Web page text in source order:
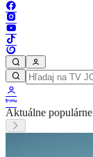
Aktuálne populárne